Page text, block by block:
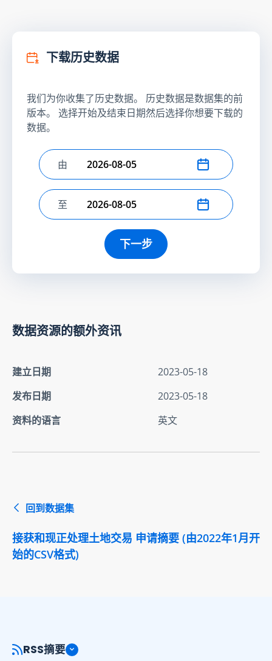
下载历史数据
我们为你收集了历史数据。 历史数据是数据集的前
版本。 选择开始及结束日期然后选择你想要下载的
数据。
选择开始日期
由
选择结束日期
至
下一步
数据资源的额外资讯
建立日期
2023-05-18
发布日期
2023-05-18
资料的语言
英文
回到数据集
接获和现正处理土地交易 申请摘要 (由2022年1月开
始的CSV格式)
RSS摘要